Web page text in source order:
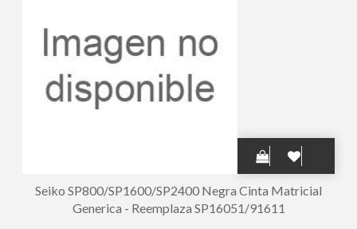
Seiko SP800/SP1600/SP2400 Negra Cinta Matricial
Generica - Reemplaza SP16051/91611